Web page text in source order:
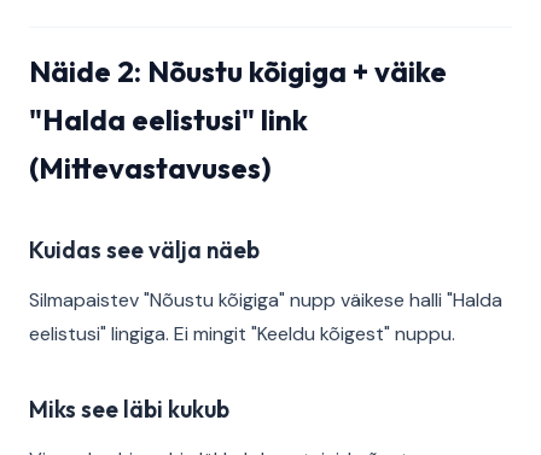
Näide 2: Nõustu kõigiga + väike
"Halda eelistusi" link
(Mittevastavuses)
Kuidas see välja näeb
Silmapaistev "Nõustu kõigiga" nupp väikese halli "Halda
eelistusi" lingiga. Ei mingit "Keeldu kõigest" nuppu.
Miks see läbi kukub